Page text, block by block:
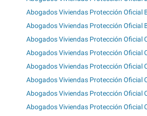
Abogados Viviendas Protección Oficial
Abogados Viviendas Protección Oficial
Abogados Viviendas Protección Oficial
Abogados Viviendas Protección Oficial
Abogados Viviendas Protección Oficial
Abogados Viviendas Protección Oficial
Abogados Viviendas Protección Oficial
Abogados Viviendas Protección Oficial